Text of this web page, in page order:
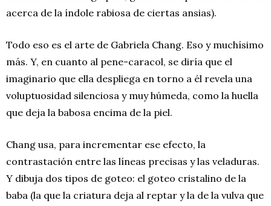
acerca de la índole rabiosa de ciertas ansias).
Todo eso es el arte de Gabriela Chang. Eso y muchísimo
más. Y, en cuanto al pene-caracol, se diría que el
imaginario que ella despliega en torno a él revela una
voluptuosidad silenciosa y muy húmeda, como la huella
que deja la babosa encima de la piel.
Chang usa, para incrementar ese efecto, la
contrastación entre las líneas precisas y las veladuras.
Y dibuja dos tipos de goteo: el goteo cristalino de la
baba (la que la criatura deja al reptar y la de la vulva que